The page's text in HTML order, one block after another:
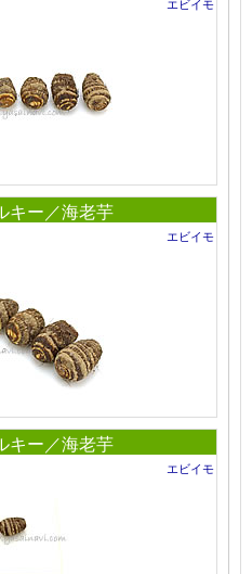
キー／海老芋
エビイモ
キー／海老芋
エビイモ